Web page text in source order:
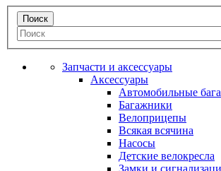
Запчасти и аксессуары
Аксессуары
Автомобильные
Багажники
Велоприцепы
Всякая всячина
Насосы
Детские велокресла
Замки и